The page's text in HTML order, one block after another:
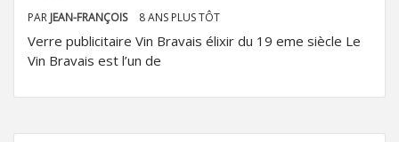
PAR JEAN-FRANÇOIS 8 ANS PLUS TÔT
Verre publicitaire Vin Bravais élixir du 19 eme siècle Le
Vin Bravais est l’un de